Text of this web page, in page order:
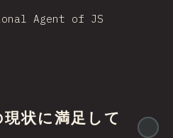
Agent of JS
状に満足して